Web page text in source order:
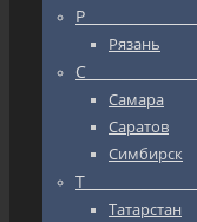
Р_________________
Рязань
С_________________
Самара
Саратов
Симбирск
Т_________________
Татарстан